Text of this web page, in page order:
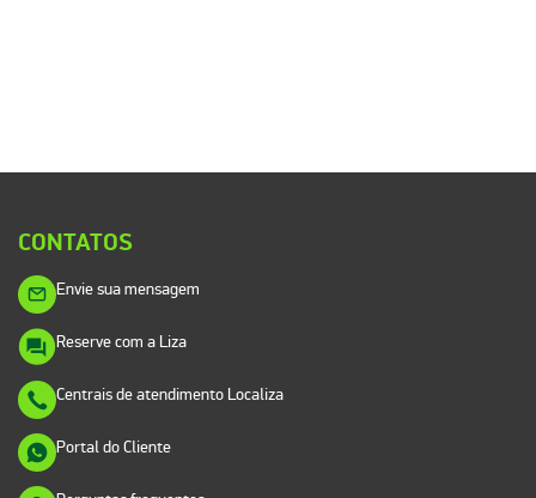
CONTATOS
Envie sua mensagem
Reserve com a Liza
Centrais de atendimento Localiza
Portal do Cliente